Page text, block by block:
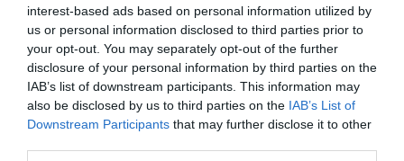
interest-based ads based on personal information utilized by
us or personal information disclosed to third parties prior to
your opt-out. You may separately opt-out of the further
disclosure of your personal information by third parties on the
IAB’s list of downstream participants. This information may
also be disclosed by us to third parties on the IAB’s List of
Downstream Participants that may further disclose it to other
Ingen video uppladdad
Logga in och ladda upp ert första klipp